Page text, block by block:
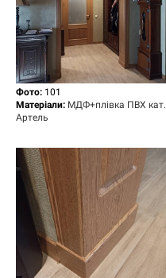
Фото: 101
Матеріали: МДФ+плівка ПВХ кат.
Артель